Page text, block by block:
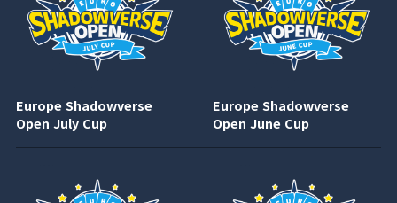
Europe Shadowverse
Open July Cup
Europe Shadowverse
Open June Cup